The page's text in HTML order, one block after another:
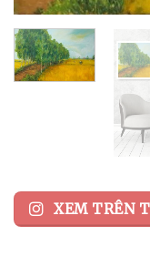
XEM TRÊN